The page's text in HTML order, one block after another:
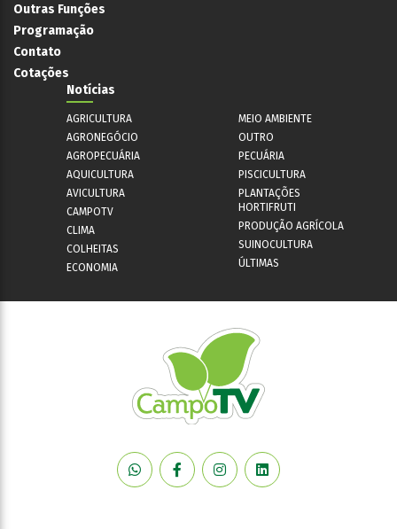
Outras Funções
Programação
Contato
Cotações
Notícias
AGRICULTURA
AGRONEGÓCIO
AGROPECUÁRIA
AQUICULTURA
AVICULTURA
CAMPOTV
CLIMA
COLHEITAS
ECONOMIA
MEIO AMBIENTE
OUTRO
PECUÁRIA
PISCICULTURA
PLANTAÇÕES
HORTIFRUTI
PRODUÇÃO AGRÍCOLA
SUINOCULTURA
ÚLTIMAS